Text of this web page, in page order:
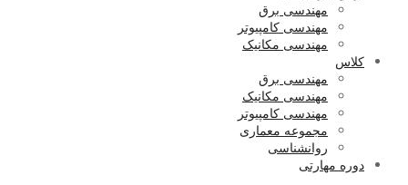
مهندسی برق
مهندسی کامپیوتر
مهندسی مکانیک
کلاس
مهندسی برق
مهندسی مکانیک
مهندسی کامپیوتر
مجموعه معماری
روانشناسی
دوره مهارتی